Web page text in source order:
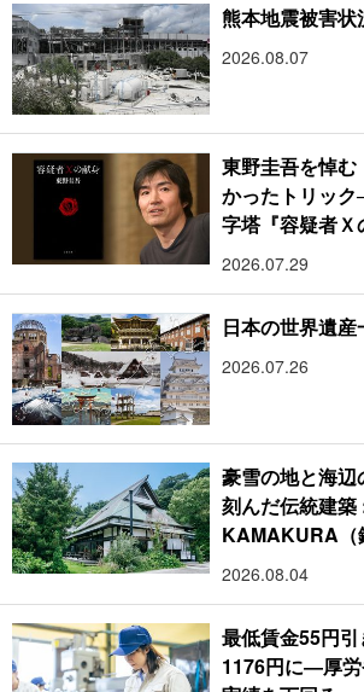
熊本地震被害状
2026.08.07
東野圭吾を悼
かったトリッ
字塔『容疑者
2026.07.29
日本の世界遺産
2026.07.26
豪雪の地と海
刻んだ伝統建築
KAMAKURA（
2026.08.04
最低賃金55円
1176円に―厚